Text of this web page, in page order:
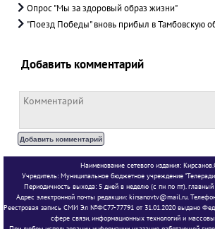
Опрос "Мы за здоровый образ жизни"
"Поезд Победы" вновь прибыл в Тамбовскую
Добавить комментарий
Наименование сетевого издания:
Учредитель: Муниципальное бюджетное учреждение
Периодичность выхода: 5 дней в неделю (с пн по пт).
Адрес электронной почты редакции: kirsanovtv@mail.ru.
Реестровая запись СМИ Эл №ФС77-77791 от 31.01.2020 выдано
сфере связи, информационных технологий и